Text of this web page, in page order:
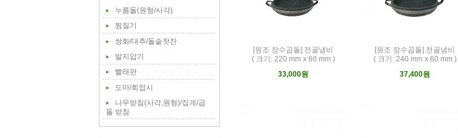
누름돌(원형/사각)
찜질기
쌍화/대추/돌솥찻잔
발지압기
빨래판
도마/회접시
나무받침(사각,원형)/집게/곱
돌 받침
[원조 장수곱돌] 전골냄비
( 크기: 220 mm x 60 mm )
33,000원
[원조 장수곱돌] 전골냄비
( 크기: 240 mm x 60 mm )
37,400원